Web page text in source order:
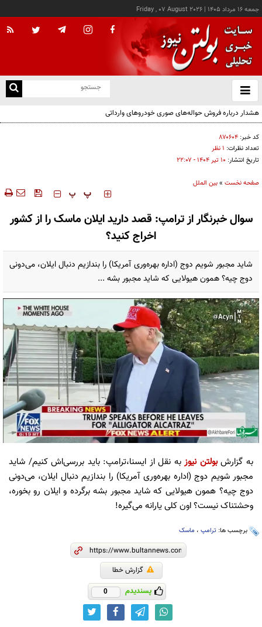
جمعه ۱۶ مرداد ۱۴۰۵ |
Friday , 07 August 2026
باز
و
هشدار درباره فروش حواله‌های صوری خودروهای وارداتی
کد خبر: ۸۷۰۶۰۴
تعداد نظرات: ۱ نظر
تاریخ انتشار: ۱۰ تير ۱۴۰۴ - ۲۲:۰۷
صفحه نخست »بین الملل
‍‍‍ پ پ
سوال خبرنگار از ترامپ: قصد دارید ایلان ماسک را از کشور
اخراج کنید؟
شاید مجبور شویم دوج (اداره بهره‌وری آمریکا) را بندازیم دنبال ایلان، می‌دونی
دوج چیه؟ همون هیولایی که شاید مجبور بشه ...
به گزارشبولتن نیوزبه نقل از ایسنا،ترامپ: باید بررسی‌اش کنیم/ شاید
مجبور شویم دوج (اداره بهره‌وری آمریکا) را بندازیم دنبال ایلان، می‌دونی
دوج چیه؟ همون هیولایی که شاید مجبور بشه برگرده و ایلان رو بخوره،
وحشتناک نیست؟ اون کلی یارانه می‌گیره!
برچسب ها: ترامپ ، ماسک
گزارش خطا
پسندیدم 0